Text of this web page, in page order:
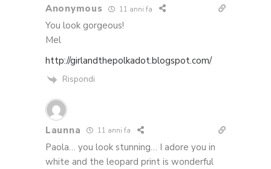
Anonymous 11 anni fa
You look gorgeous!
Mel
http://girlandthepolkadot.blogspot.com/
Rispondi
Launna 11 anni fa
Paola… you look stunning… I adore you in
white and the leopard print is wonderful